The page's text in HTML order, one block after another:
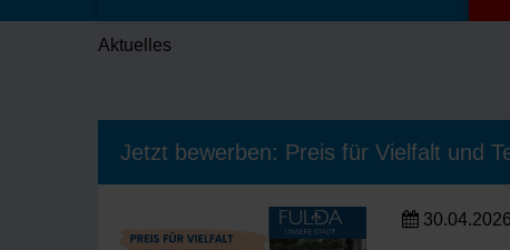
Aktuelles
Jetzt bewerben: Preis für Vielfalt und
30.04.2026